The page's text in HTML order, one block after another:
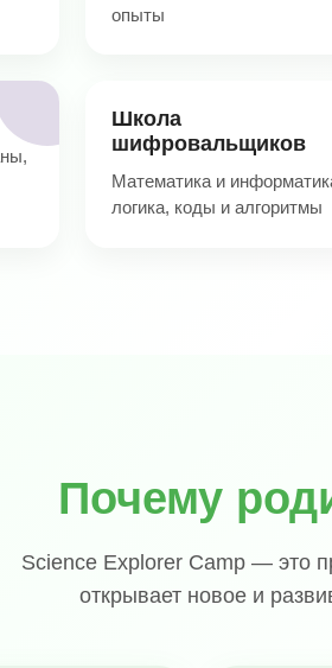
опыты
Школа
шифровальщиков
Математика и
логика, коды и алгоритмы
Почему
Science Explorer Camp — это
открывает новое и